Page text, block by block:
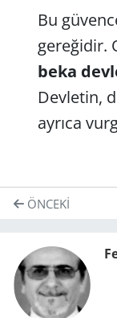
Bu
gereğidir.
beka
Devletin,
ayrıca
ÖNCEKI